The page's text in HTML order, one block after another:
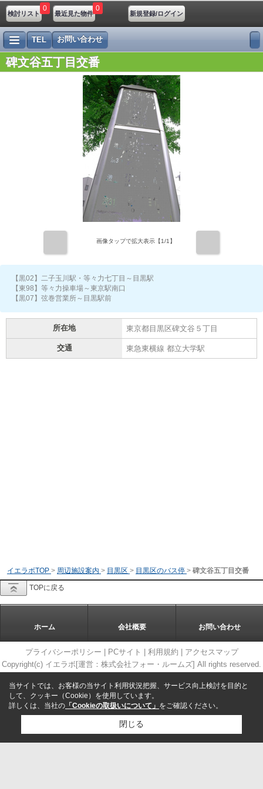
検討リスト
0
最近見た物件
0
新規登録/ログイン
TEL お問い合わせ
碑文谷五丁目交番
画像タップで拡大表示【1/1】
【黒02】二子玉川駅・等々力七丁目～目黒駅
【東98】等々力操車場～東京駅南口
【黒07】弦巻営業所～目黒駅前
所在地 東京都目黒区碑文谷５丁目
交通 東急東横線 都立大学駅
イエラボTOP > 周辺施設案内 > 目黒区 > 目黒区のバス停 > 碑文谷五丁目交番
TOPに戻る
ホーム 会社概要 お問い合わせ
プライバシーポリシー PCサイト 利用規約
アクセスマップ
Copyright(c) イエラボ[運営：株式会社フォー・ルームズ] All rights reserved.
当サイトでは、お客様の当サイト利用状況把握、サービス向上検討を目的と
して、クッキー（Cookie）を使用しています。
詳しくは、当社の 「Cookieの取扱いについて」 をご確認ください。
閉じる